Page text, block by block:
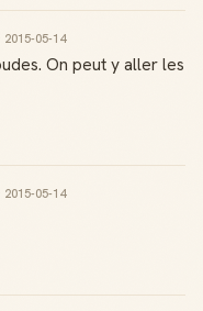
· 2015-05-14
On peut y aller les
· 2015-05-14